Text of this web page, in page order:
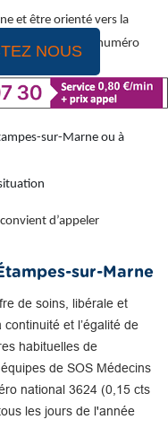
NOUS
et être orienté vers la
de contacter le numéro
(appel gratuit).
vers :
sur-Marne ou à
d’appeler
sur-Marne
de soins, libérale et
et l’égalité de
habituelles de
de SOS Médecins
national 3624 (0,15 cts
les jours de l'année